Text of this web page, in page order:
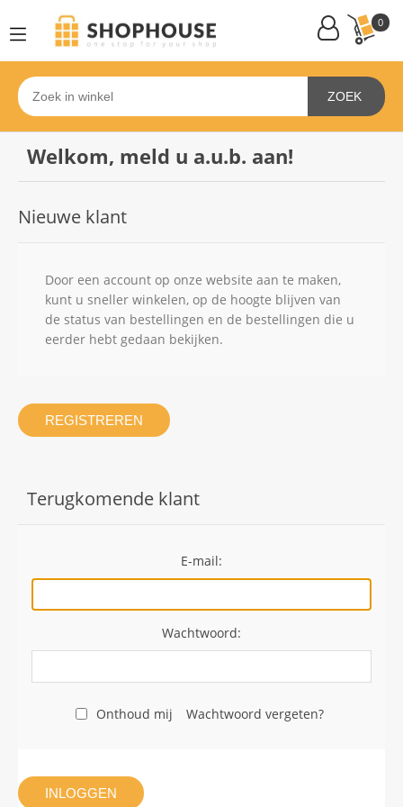
0
ZOEK
Welkom, meld u a.u.b. aan!
Nieuwe klant
Door een account op onze website aan te maken,
kunt u sneller winkelen, op de hoogte blijven van
de status van bestellingen en de bestellingen die u
eerder hebt gedaan bekijken.
REGISTREREN
Terugkomende klant
E-mail:
Wachtwoord:
Onthoud mij Wachtwoord vergeten?
INLOGGEN